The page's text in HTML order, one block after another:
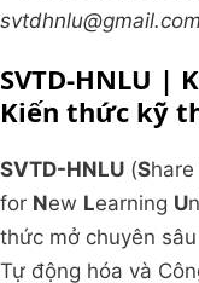
svtdhnlu@gmail.com
SVTD-HNLU |
Kiến thức kỹ
SVTD-HNLU (Share
for New Learning U
thức mở chuyên
Tự động hóa và